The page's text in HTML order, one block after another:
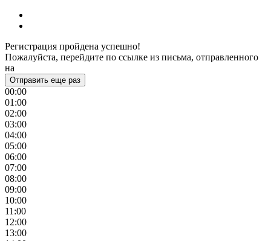
Регистрация пройдена успешно!
Пожалуйста, перейдите по ссылке из письма, отправленного
на
Отправить еще раз
00:00
01:00
02:00
03:00
04:00
05:00
06:00
07:00
08:00
09:00
10:00
11:00
12:00
13:00